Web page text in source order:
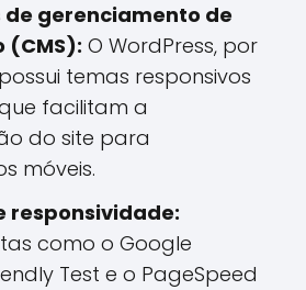
de gerenciamento de
(CMS): O WordPress, por
temas responsivos
facilitam a
do site para
móveis.
responsividade:
como o Google
Test e o PageSpeed